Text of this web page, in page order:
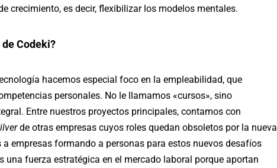
crecimiento, es decir, flexibilizar los modelos mentales.
Codeki?
hacemos especial foco en la empleabilidad, que
personales. No le llamamos «cursos», sino
Entre nuestros proyectos principales, contamos con
de otras empresas cuyos roles quedan obsoletos por la nueva
empresas formando a personas para estos nuevos desafíos
una fuerza estratégica en el mercado laboral porque aportan